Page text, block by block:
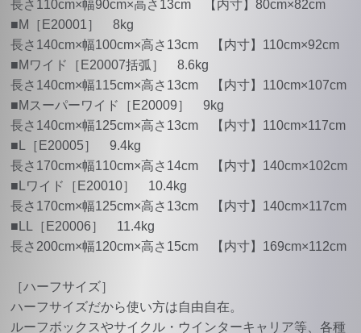
長さ110cm×幅90cm×高さ13cm 【内寸】80cm×82cm
■M［E20001］ 8kg
長さ140cm×幅100cm×高さ13cm 【内寸】110cm×92cm
■Mワイド［E20007括弧］ 8.6kg
長さ140cm×幅115cm×高さ13cm 【内寸】110cm×107cm
■Mスーパーワイド［E20009］ 9kg
長さ140cm×幅125cm×高さ13cm 【内寸】110cm×117cm
■L［E20005］ 9.4kg
長さ170cm×幅110cm×高さ14cm 【内寸】140cm×102cm
■Lワイド［E20010］ 10.4kg
長さ170cm×幅125cm×高さ13cm 【内寸】140cm×117cm
■LL［E20006］ 11.4kg
長さ200cm×幅120cm×高さ15cm 【内寸】169cm×112cm
［ハーフサイズ］
ハーフサイズだから使い方は自由自在。
ルーフボックスやサイクル・ウインターキャリア等、各種